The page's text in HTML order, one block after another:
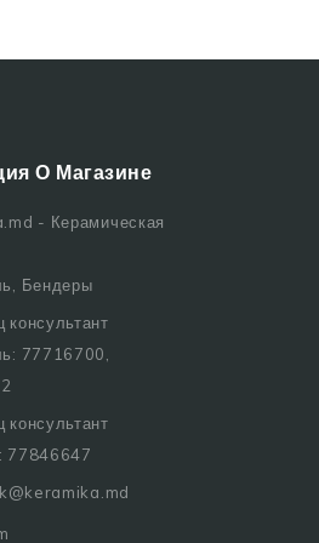
О Магазине
- Керамическая
Бендеры
консультант
77716700,
консультант
77846647